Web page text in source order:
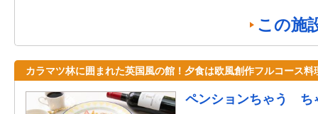
この施
カラマツ林に囲まれた英国風の館！夕食は欧風創作フルコース料
ペンションちゃう ち